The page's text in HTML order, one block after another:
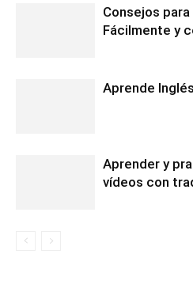
Consejos
Fácilmente y
Aprende
Aprender y
vídeos con